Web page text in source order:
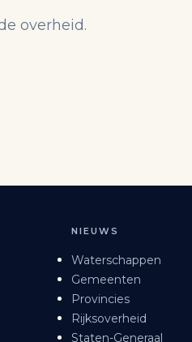
overheid.
NIEUWS
Waterschappen
Gemeenten
Provincies
Rijksoverheid
Staten-Generaal